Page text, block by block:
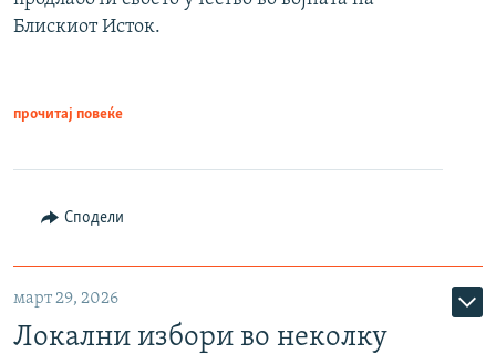
Блискиот Исток.
прочитај повеќе
Сподели
март 29, 2026
Локални избори во неколку